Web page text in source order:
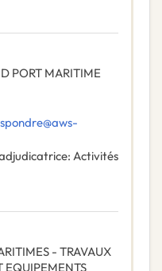
PORT MARITIME
: Activités
- TRAVAUX
EQUIPEMENTS